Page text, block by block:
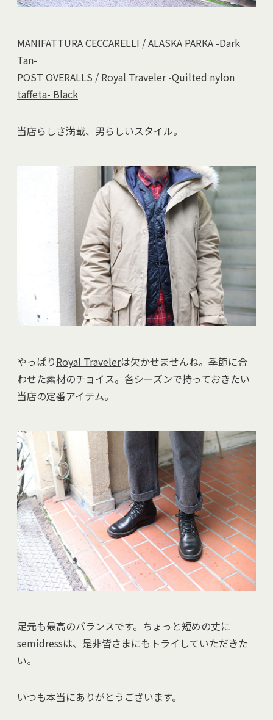
MANIFATTURA CECCARELLI / ALASKA PARKA -Dark
Tan-
POST OVERALLS / Royal Traveler -Quilted nylon
taffeta- Black
当店らしさ満載、男らしいスタイル。
やっぱりRoyal Travelerは欠かせませんね。季節に合
わせた素材のチョイス。各シーズンで持っておきたい
当店の定番アイテム。
足元も最高のバランスです。ちょっと短めの丈に
semidressは、是非皆さまにもトライしていただきた
い。
いつも本当にありがとうございます。